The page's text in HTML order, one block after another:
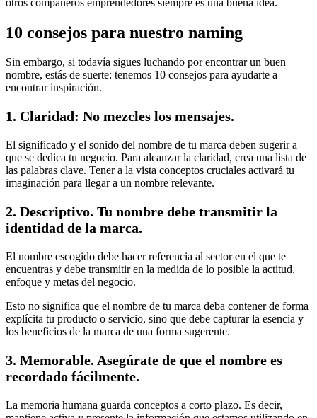
10 consejos para nuestro naming
Sin embargo, si todavía sigues luchando por encontrar un buen
nombre, estás de suerte: tenemos 10 consejos para ayudarte a
encontrar inspiración.
1. Claridad: No mezcles los mensajes.
El significado y el sonido del nombre de tu marca deben sugerir a
que se dedica tu negocio. Para alcanzar la claridad, crea una lista de
las palabras clave. Tener a la vista conceptos cruciales activará tu
imaginación para llegar a un nombre relevante.
2. Descriptivo. Tu nombre debe transmitir la
identidad de la marca.
El nombre escogido debe hacer referencia al sector en el que te
encuentras y debe transmitir en la medida de lo posible la actitud,
enfoque y metas del negocio.
Esto no significa que el nombre de tu marca deba contener de forma
explícita tu producto o servicio, sino que debe capturar la esencia y
los beneficios de la marca de una forma sugerente.
3. Memorable. Asegúrate de que el nombre es
recordado fácilmente.
La memoria humana guarda conceptos a corto plazo. Es decir,